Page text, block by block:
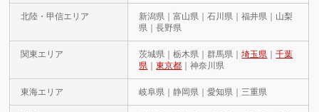
北陸・甲信エリア
新潟県｜富山県｜石川県｜福井県｜山梨
県｜長野県
関東エリア 茨城県｜栃木県｜群馬県｜埼玉県 ｜千葉
県 ｜東京都 ｜神奈川県
東海エリア 岐阜県｜静岡県｜愛知県｜三重県